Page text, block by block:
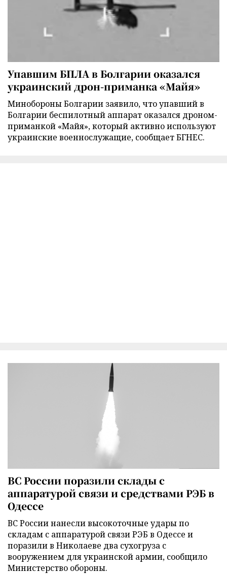
Упавшим БПЛА в Болгарии оказался
украинский дрон-приманка «Майя»
Минобороны Болгарии заявило, что упавший в
Болгарии беспилотный аппарат оказался дроном-
приманкой «Майя», который активно используют
украинские военнослужащие, сообщает БГНЕС.
ВС России поразили склады с
аппаратурой связи и средствами РЭБ в
Одессе
ВС России нанесли высокоточные удары по
складам с аппаратурой связи РЭБ в Одессе и
поразили в Николаеве два сухогруза с
вооружением для украинской армии, сообщило
Министерство обороны.